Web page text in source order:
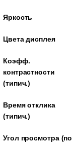
Яркость
Цвета дисплея
Коэфф.
контрастности
(типич.)
Время отклика
(типич.)
Угол просмотра (по